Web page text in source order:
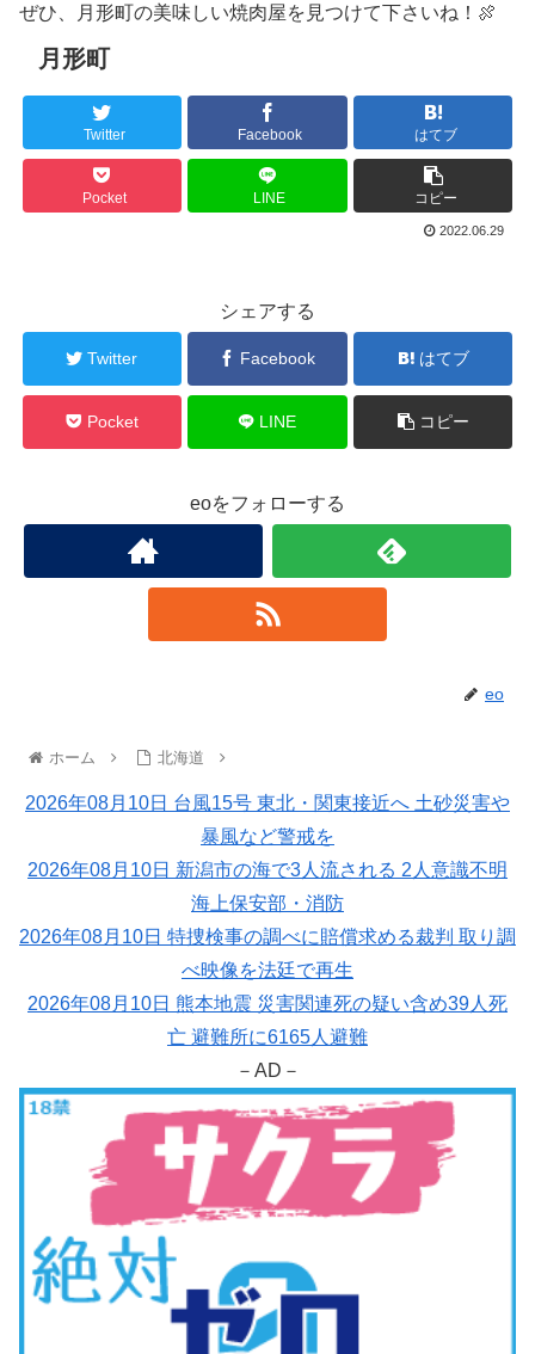
ぜひ、月形町の美味しい焼肉屋を見つけて下さいね！🍖
月形町
Twitter Facebook はてブ
Pocket LINE コピー
2022.06.29
シェアする
Twitter Facebook はてブ
Pocket LINE コピー
eoをフォローする
eo
ホーム 北海道
2026年08月10日 台風15号 東北・関東接近へ 土砂災害や
暴風など警戒を
2026年08月10日 新潟市の海で3人流される 2人意識不明
海上保安部・消防
2026年08月10日 特捜検事の調べに賠償求める裁判 取り調
べ映像を法廷で再生
2026年08月10日 熊本地震 災害関連死の疑い含め39人死
亡 避難所に6165人避難
－AD－